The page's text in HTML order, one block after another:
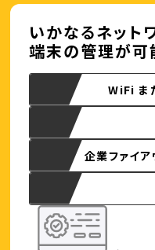
いかなるネット
端末の管理が可
WiFi ま
企業ファイ